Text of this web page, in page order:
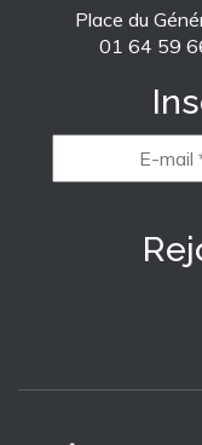
Place du
01 64 59
mail
*